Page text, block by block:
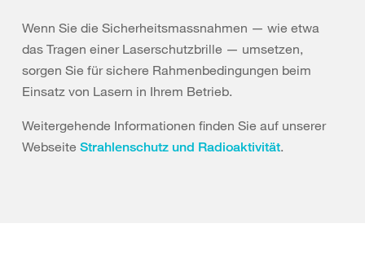
Wenn Sie die Sicherheitsmassnahmen — wie etwa
das Tragen einer Laserschutzbrille — umsetzen,
sorgen Sie für sichere Rahmenbedingungen beim
Einsatz von Lasern in Ihrem Betrieb.
Weitergehende Informationen finden Sie auf unserer
Webseite Strahlenschutz und Radioaktivität.